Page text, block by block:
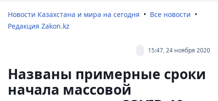
Новости Казахстана и мира на сегодня
Все новости
Редакция Zakon.kz
15:47, 24 ноября 2020
Названы примерные сроки
начала массовой